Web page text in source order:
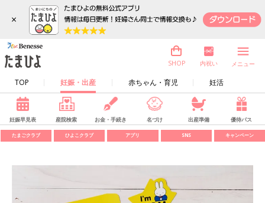
×
TOP 妊娠・出産 赤ちゃん・育児 妊活
SHOP 内祝い メニュー
妊娠早見表 産院検索 お金・手続き 名づけ 出産準備 優待パス
たまごクラブ ひよこクラブ アプリ SNS キャンペーン